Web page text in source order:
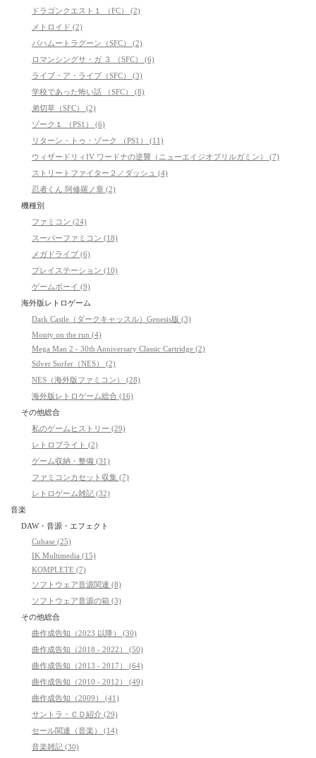
ドラゴンクエスト１ （FC） (2)
メトロイド (2)
バハムートラグーン（SFC） (2)
ロマンシングサ・ガ ３ （SFC） (6)
ライブ・ア・ライブ（SFC） (3)
学校であった怖い話 （SFC） (8)
弟切草（SFC） (2)
ゾーク１ （PS1） (6)
リターン・トゥ・ゾーク （PS1） (11)
ウィザードリィIV ワードナの逆襲（ニューエイジオブリルガミン） (7)
ストリートファイター２／ダッシュ (4)
忍者くん 阿修羅ノ章 (2)
機種別
ファミコン (24)
スーパーファミコン (18)
メガドライブ (6)
プレイステーション (10)
ゲームボーイ (9)
海外版レトロゲーム
Dark Castle（ダークキャッスル）Genesis版 (3)
Monty on the run (4)
Mega Man 2 - 30th Anniversary Classic Cartridge (2)
Silver Surfer（NES） (2)
NES（海外版ファミコン） (28)
海外版レトロゲーム総合 (16)
その他総合
私のゲームヒストリー (29)
レトロブライト (2)
ゲーム収納・整備 (31)
ファミコンカセット収集 (7)
レトロゲーム雑記 (32)
音楽
DAW・音源・エフェクト
Cubase (25)
IK Multimedia (15)
KOMPLETE (7)
ソフトウェア音源関連 (8)
ソフトウェア音源の箱 (3)
その他総合
曲作成告知（2023 以降） (30)
曲作成告知（2018 - 2022） (50)
曲作成告知（2013 - 2017） (64)
曲作成告知（2010 - 2012） (49)
曲作成告知（2009） (41)
サントラ・ＣＤ紹介 (29)
セール関連（音楽） (14)
音楽雑記 (30)